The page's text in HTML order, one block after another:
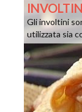
Gli involtini
utilizzata sia